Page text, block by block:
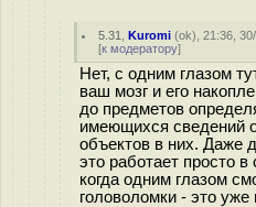
5.31 ,Kuromi (ok), 21:36,
[к модератору]
Нет, с одним глазом
ваш мозг и его
до предметов
имеющихся сведений
объектов в них. Даже
это работает просто
когда одним глазом
головоломки - это уже